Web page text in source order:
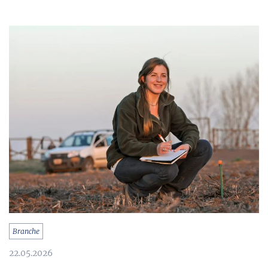
Branche
22.05.2026